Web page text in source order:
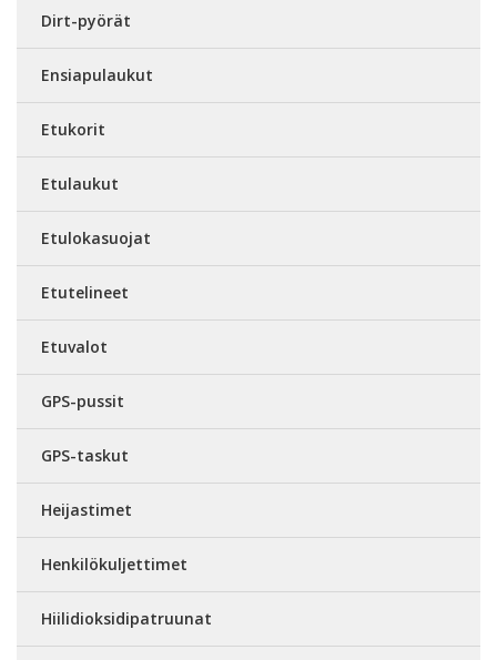
Dirt-pyörät
Ensiapulaukut
Etukorit
Etulaukut
Etulokasuojat
Etutelineet
Etuvalot
GPS-pussit
GPS-taskut
Heijastimet
Henkilökuljettimet
Hiilidioksidipatruunat